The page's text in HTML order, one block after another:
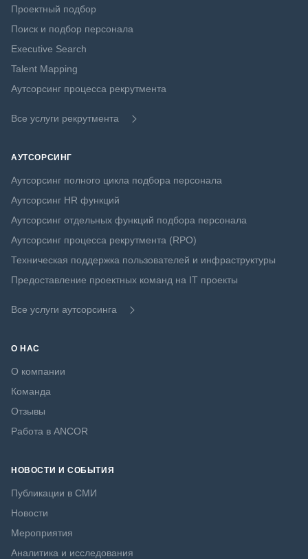
Проектный подбор
Поиск и подбор персонала
Executive Search
Talent Mapping
Аутсорсинг процесса рекрутмента
Все услуги рекрутмента
АУТСОРСИНГ
Аутсорсинг полного цикла подбора персонала
Аутсорсинг HR функций
Аутсорсинг отдельных функций подбора персонала
Аутсорсинг процесса рекрутмента (RPO)
Техническая поддержка пользователей и инфраструктуры
Предоставление проектных команд на IT проекты
Все услуги аутсорсинга
О НАС
О компании
Команда
Отзывы
Работа в ANCOR
НОВОСТИ И СОБЫТИЯ
Публикации в СМИ
Новости
Мероприятия
Аналитика и исследования